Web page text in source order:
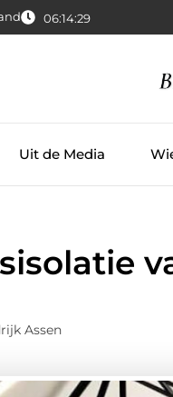
06:14:30
Uit de Media
Assen